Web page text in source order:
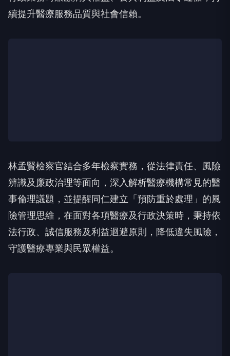
續提升醫療服務品質與社會信賴。
林孟賢檢察官結合多年檢察實務，從法律責任、風險
辨識及廉政治理等面向，深入解析醫療機構常見的醫
事倫理議題，並提醒同仁建立「預防重於處理」的風
險管理思維，在面對各項醫療及行政決策時，秉持依
法行政、誠信服務及利益迴避原則，降低違失風險，
守護醫療專業與民眾權益。